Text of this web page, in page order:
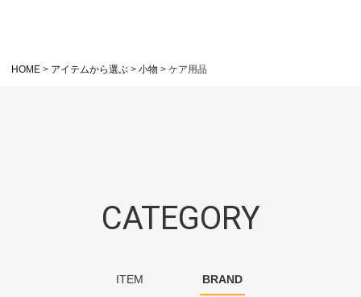
HOME アイテムから選ぶ 小物 ケア用品
CATEGORY
ITEM BRAND